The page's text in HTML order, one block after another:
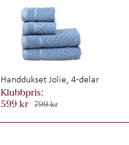
Handdukset Jolie, 4-delar
599 kr 799 kr